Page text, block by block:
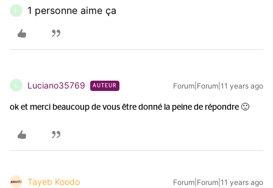
L 1 personne aime ça
Luciano35769 AUTEUR Forum|Forum|11 years ago
ok et merci beaucoup de vous être donné la peine de répondre 🙂
Tayeb Koodo Forum|Forum|11 years ago